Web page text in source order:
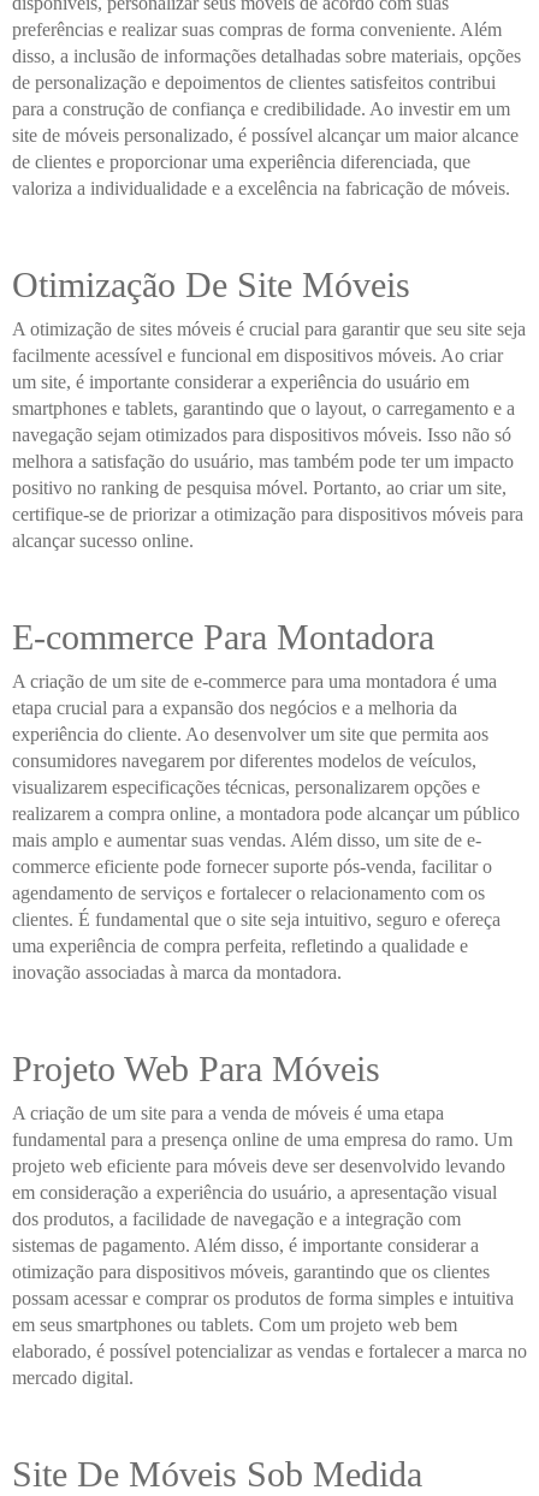
preferências e realizar suas compras de forma conveniente. Além
disso, a inclusão de informações detalhadas sobre materiais, opções
de personalização e depoimentos de clientes satisfeitos contribui
para a construção de confiança e credibilidade. Ao investir em um
site de móveis personalizado, é possível alcançar um maior alcance
de clientes e proporcionar uma experiência diferenciada, que
valoriza a individualidade e a excelência na fabricação de móveis.
Otimização De Site Móveis
A otimização de sites móveis é crucial para garantir que seu site seja
facilmente acessível e funcional em dispositivos móveis. Ao criar
um site, é importante considerar a experiência do usuário em
smartphones e tablets, garantindo que o layout, o carregamento e a
navegação sejam otimizados para dispositivos móveis. Isso não só
melhora a satisfação do usuário, mas também pode ter um impacto
positivo no ranking de pesquisa móvel. Portanto, ao criar um site,
certifique-se de priorizar a otimização para dispositivos móveis para
alcançar sucesso online.
E-commerce Para Montadora
A criação de um site de e-commerce para uma montadora é uma
etapa crucial para a expansão dos negócios e a melhoria da
experiência do cliente. Ao desenvolver um site que permita aos
consumidores navegarem por diferentes modelos de veículos,
visualizarem especificações técnicas, personalizarem opções e
realizarem a compra online, a montadora pode alcançar um público
mais amplo e aumentar suas vendas. Além disso, um site de e-
commerce eficiente pode fornecer suporte pós-venda, facilitar o
agendamento de serviços e fortalecer o relacionamento com os
clientes. É fundamental que o site seja intuitivo, seguro e ofereça
uma experiência de compra perfeita, refletindo a qualidade e
inovação associadas à marca da montadora.
Projeto Web Para Móveis
A criação de um site para a venda de móveis é uma etapa
fundamental para a presença online de uma empresa do ramo. Um
projeto web eficiente para móveis deve ser desenvolvido levando
em consideração a experiência do usuário, a apresentação visual
dos produtos, a facilidade de navegação e a integração com
sistemas de pagamento. Além disso, é importante considerar a
otimização para dispositivos móveis, garantindo que os clientes
possam acessar e comprar os produtos de forma simples e intuitiva
em seus smartphones ou tablets. Com um projeto web bem
elaborado, é possível potencializar as vendas e fortalecer a marca no
mercado digital.
Site De Móveis Sob Medida